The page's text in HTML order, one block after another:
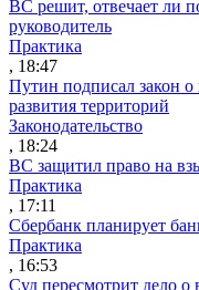
ВС решит, отвечает ли
руководитель
Практика
, 18:47
Путин подписал закон
развития территорий
Законодательство
, 18:24
ВС защитил право на
Практика
, 17:11
Сбербанк планирует
Практика
, 16:53
Суд пересмотрит дело о